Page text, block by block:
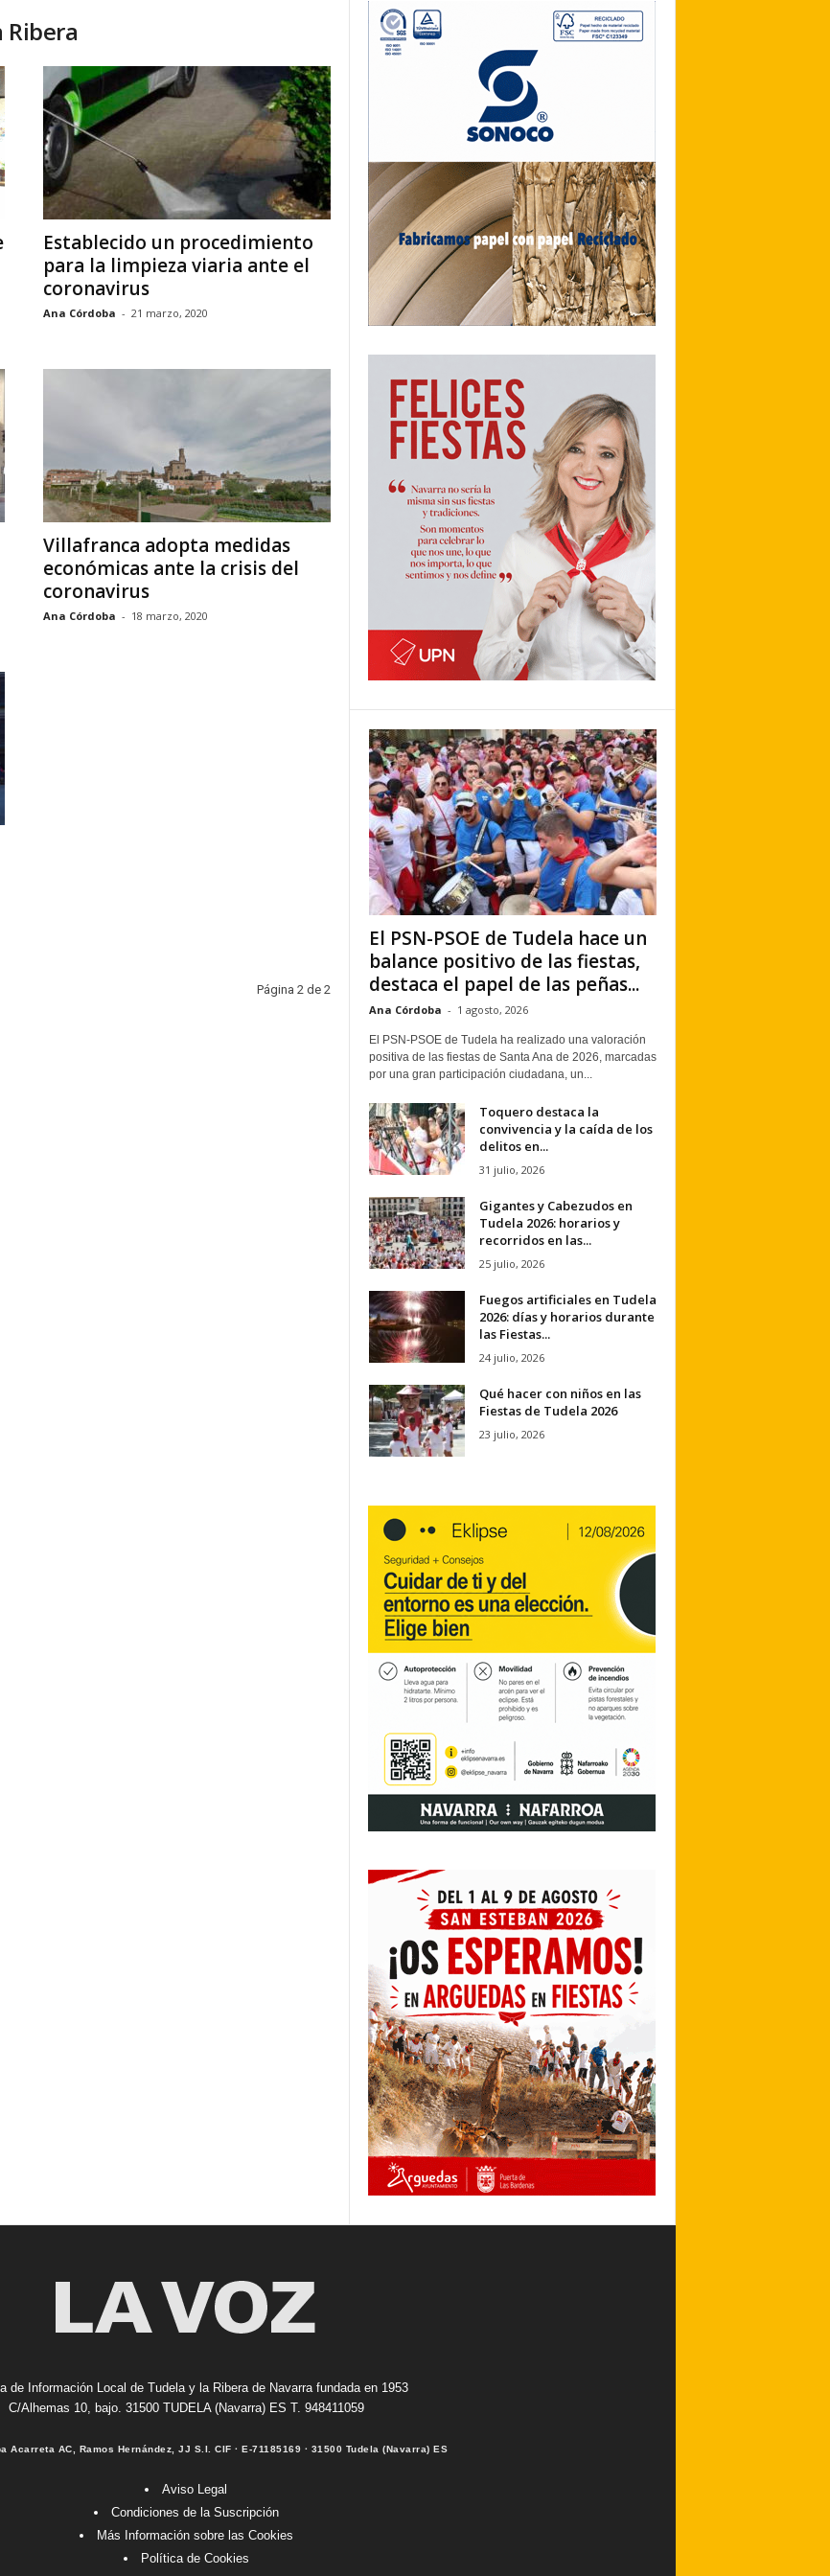
Establecido un procedimiento
para la limpieza viaria ante el
coronavirus
Ana Córdoba - 21 marzo, 2020
Villafranca adopta medidas
económicas ante la crisis del
coronavirus
Ana Córdoba - 18 marzo, 2020
Página 2 de 2
El PSN-PSOE de Tudela hace un
balance positivo de las fiestas,
destaca el papel de las peñas...
Ana Córdoba - 1 agosto, 2026
El PSN-PSOE de Tudela ha realizado una valoración
positiva de las fiestas de Santa Ana de 2026, marcadas
por una gran participación ciudadana, un...
Toquero destaca la
convivencia y la caída de los
delitos en...
31 julio, 2026
Gigantes y Cabezudos en
Tudela 2026: horarios y
recorridos en las...
25 julio, 2026
Fuegos artificiales en Tudela
2026: días y horarios durante
las Fiestas...
24 julio, 2026
Qué hacer con niños en las
Fiestas de Tudela 2026
23 julio, 2026
de Información Local de Tudela y la Ribera de Navarra fundada en 1953
C/Alhemas 10, bajo. 31500 TUDELA (Navarra) ES T. 948411059
Acarreta AC, Ramos Hernández, JJ S.I. CIF · E-71185169 · 31500 Tudela (Navarra) ES
Aviso Legal
Condiciones de la Suscripción
Más Información sobre las Cookies
Política de Cookies